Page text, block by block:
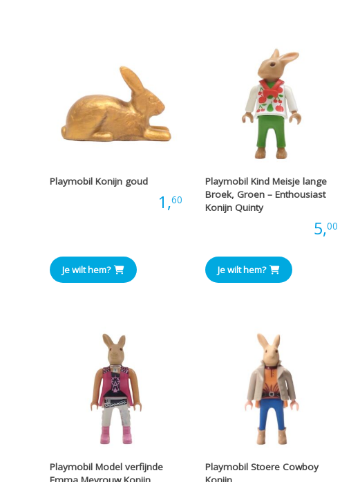
Playmobil Konijn goud
1,60
Je wilt hem?
Playmobil Kind Meisje lange
Broek, Groen – Enthousiast
Konijn Quinty
5,00
Je wilt hem?
Playmobil Model verfijnde
Playmobil Stoere Cowboy